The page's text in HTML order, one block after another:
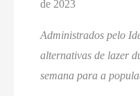
de 2023
Administrados pelo
alternativas de lazer
semana para a